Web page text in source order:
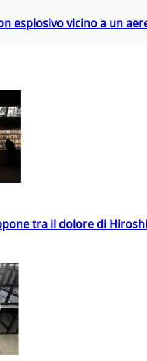
esplosivo vicino a un
tra il dolore di